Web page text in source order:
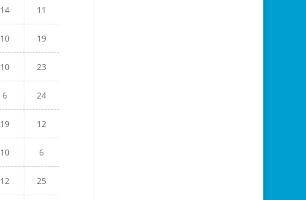
14 11
10 19
10 23
6 24
19 12
10 6
12 25